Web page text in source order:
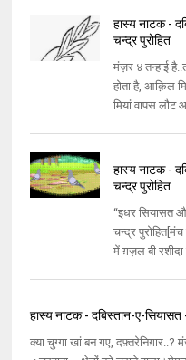
हास्य नाटक -
चन्द्र पुरोहित
मंज़र ४ तन्हाई
होता है, आक़िल
मियां वापस लौट
हास्य नाटक -
चन्द्र पुरोहित
“इधर सियासत
चन्द्र
में ग़ज़ल बी
हास्य नाटक - दबिस्तान-ए-सियासत
क्या चुग्गा खां बन गए, दफ़्तरेनिग़ार..?